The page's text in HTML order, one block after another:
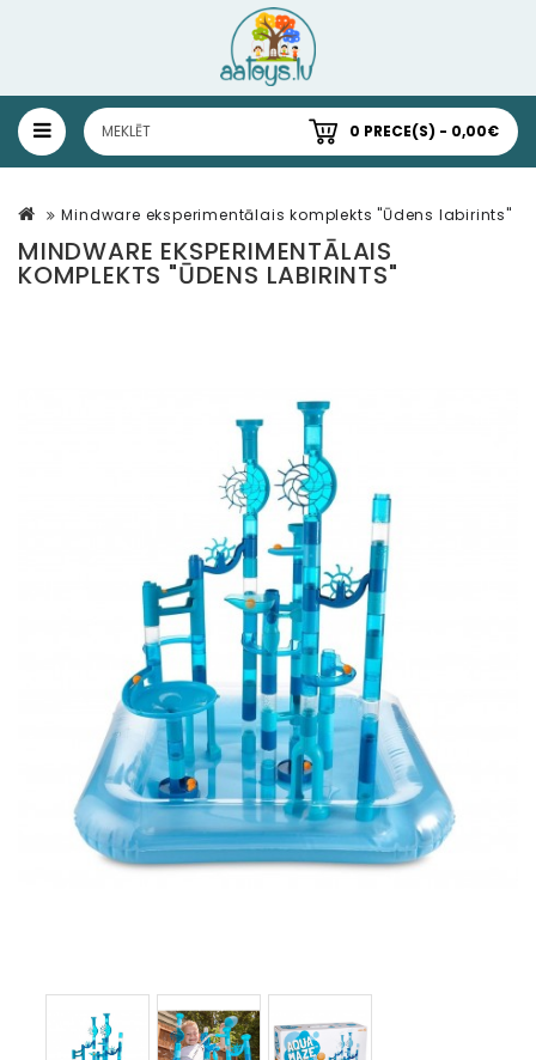
0 PRECE(S) - 0,00€
Mindware eksperimentālais komplekts "Ūdens labirints"
MINDWARE EKSPERIMENTĀLAIS
KOMPLEKTS "ŪDENS LABIRINTS"